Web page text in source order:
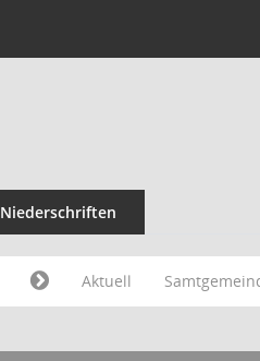
Niederschriften
Aktuell